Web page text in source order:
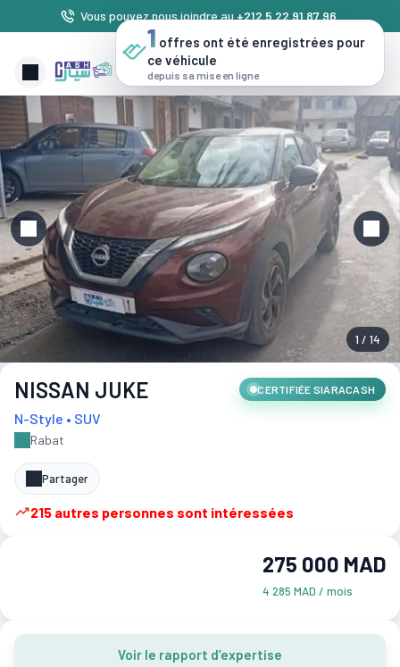
Vous pouvez nous joindre au +212 5 22 91 87 96
1 / 14
NISSAN JUKE CERTIFIÉE SIARACASH
N-Style • SUV
Rabat
Partager
215 autres personnes sont intéressées
275 000 MAD
4 285 MAD / mois
Voir le rapport d’expertise
1 offres ont été enregistrées pour
ce véhicule
depuis sa mise en ligne